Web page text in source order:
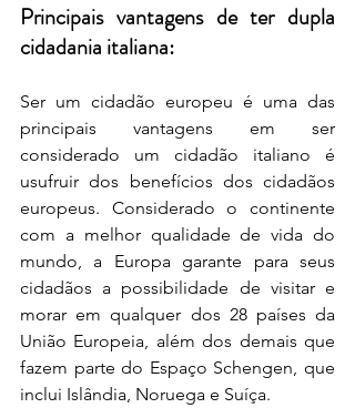
Principais vantagens de ter dupla
cidadania italiana:
Ser um cidadão europeu é uma das
principais vantagens em ser
considerado um cidadão italiano é
usufruir dos benefícios dos cidadãos
europeus. Considerado o continente
com a melhor qualidade de vida do
mundo, a Europa garante para seus
cidadãos a possibilidade de visitar e
morar em qualquer dos 28 países da
União Europeia, além dos demais que
fazem parte do Espaço Schengen, que
inclui Islândia, Noruega e Suíça.